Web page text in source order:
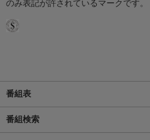
のみ表記が許されているマークです。
番組表
番組検索